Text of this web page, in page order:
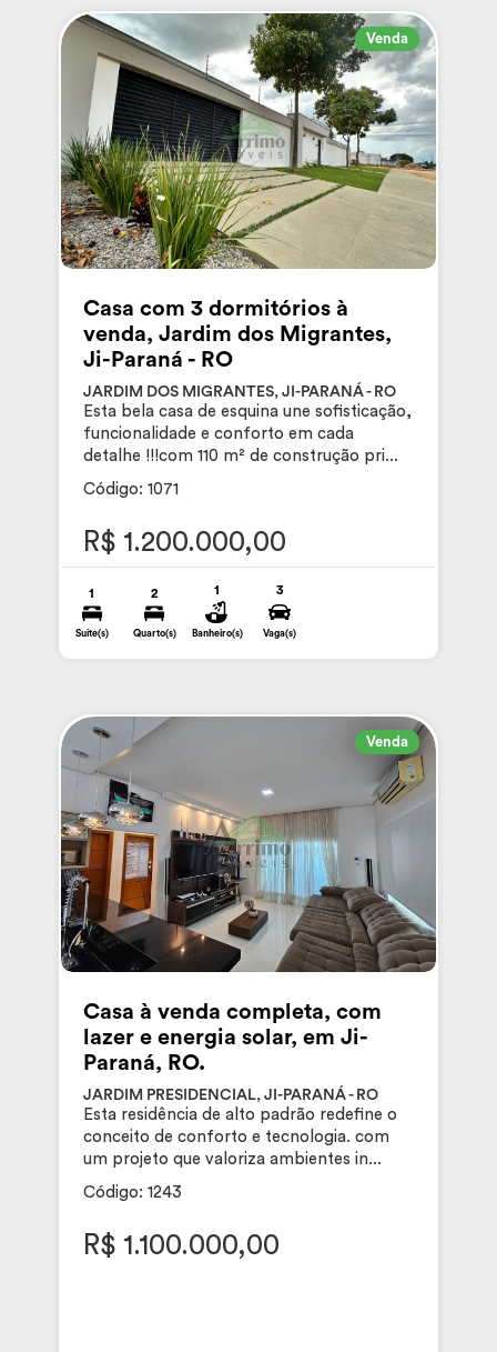
Venda
Casa com 3 dormitórios à
venda, Jardim dos Migrantes,
Ji-Paraná - RO
JARDIM DOS MIGRANTES, JI-PARANÁ - RO
Esta bela casa de esquina une sofisticação,
funcionalidade e conforto em cada
detalhe !!!com 110 m² de construção pri...
Código: 1071
R$ 1.200.000,00
1
Suite(s)
2
Quarto(s)
1
Banheiro(s)
3
Vaga(s)
Venda
Casa à venda completa, com
lazer e energia solar, em Ji-
Paraná, RO.
JARDIM PRESIDENCIAL, JI-PARANÁ - RO
Esta residência de alto padrão redefine o
conceito de conforto e tecnologia. com
um projeto que valoriza ambientes in...
Código: 1243
R$ 1.100.000,00